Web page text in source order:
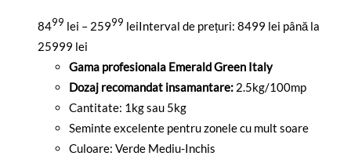
8499 lei – 25999 leiInterval de prețuri: 8499 lei până la
25999 lei
Gama profesionala Emerald Green Italy
Dozaj recomandat insamantare: 2.5kg/100mp
Cantitate: 1kg sau 5kg
Seminte excelente pentru zonele cu mult soare
Culoare: Verde Mediu-Inchis